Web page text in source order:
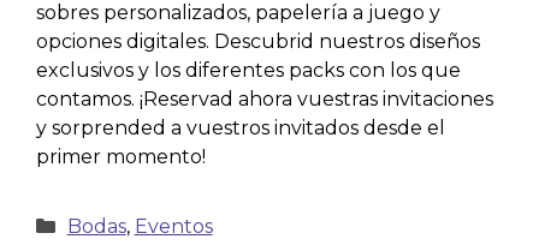
sobres personalizados, papelería a juego y
opciones digitales. Descubrid nuestros diseños
exclusivos y los diferentes packs con los que
contamos. ¡Reservad ahora vuestras invitaciones
y sorprended a vuestros invitados desde el
primer momento!
Bodas, Eventos